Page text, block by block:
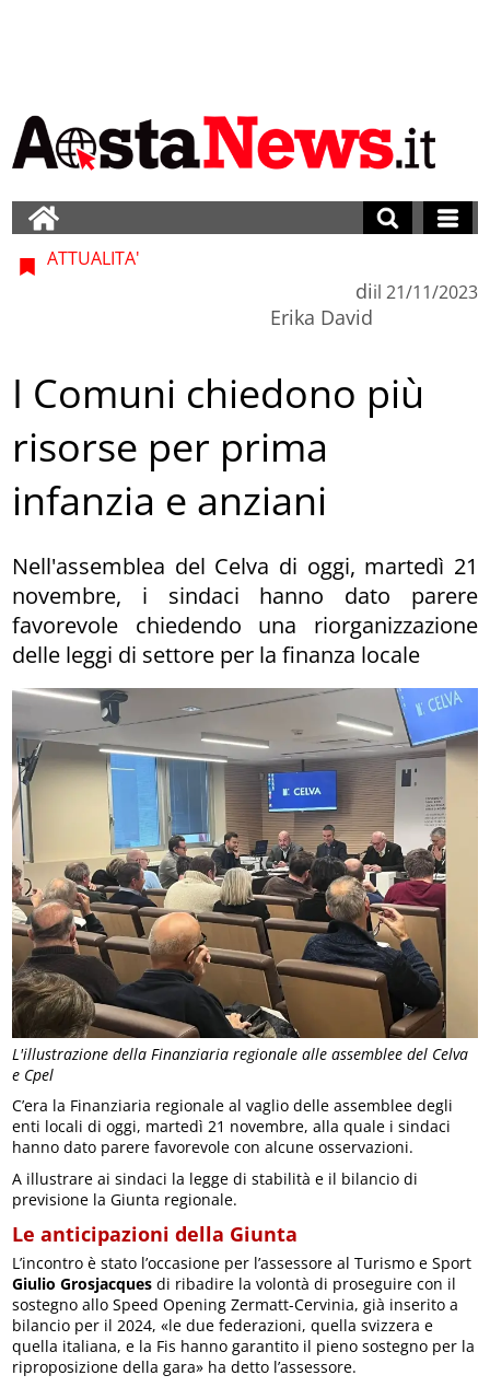
L'illustrazione della Finanziaria regionale alle assemblee del Celva
e Cpel
ATTUALITA'
di
Erika David
il 21/11/2023
I Comuni chiedono più
risorse per prima
infanzia e anziani
Nell'assemblea del Celva di oggi, martedì 21
novembre, i sindaci hanno dato parere
favorevole chiedendo una riorganizzazione
delle leggi di settore per la finanza locale
C’era la Finanziaria regionale al vaglio delle assemblee degli
enti locali di oggi, martedì 21 novembre, alla quale i sindaci
hanno dato parere favorevole con alcune osservazioni.
A illustrare ai sindaci la legge di stabilità e il bilancio di
previsione la Giunta regionale.
Le anticipazioni della Giunta
L’incontro è stato l’occasione per l’assessore al Turismo e Sport
Giulio Grosjacques di ribadire la volontà di proseguire con il
sostegno allo Speed Opening Zermatt-Cervinia, già inserito a
bilancio per il 2024, «le due federazioni, quella svizzera e
quella italiana, e la Fis hanno garantito il pieno sostegno per la
riproposizione della gara» ha detto l’assessore.